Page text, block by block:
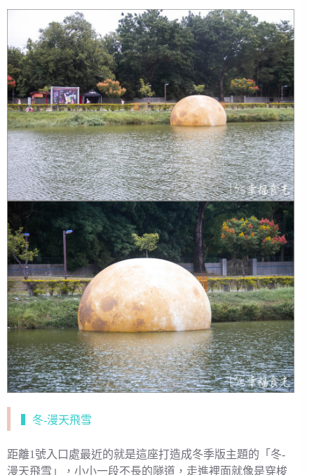
▍冬-漫天飛雪
距離1號入口處最近的就是這座打造成冬季版主題的「冬-
漫天飛雪」，小小一段不長的隧道，走進裡面就像是穿梭